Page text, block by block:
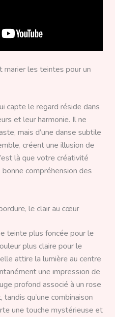
marier les teintes pour un
capte le regard réside dans
et leur harmonie. Il ne
mais d’une danse subtile
créent une illusion de
là que votre créativité
compréhension des
le clair au cœur
teinte plus foncée pour le
plus claire pour le
attire la lumière au centre
une impression de
profond associé à un rose
qu’une combinaison
une touche mystérieuse et